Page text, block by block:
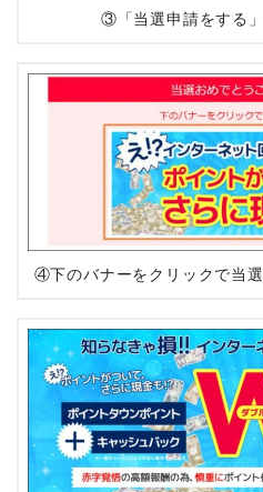
③「当選申請をする
④下のバナーをクリックで当